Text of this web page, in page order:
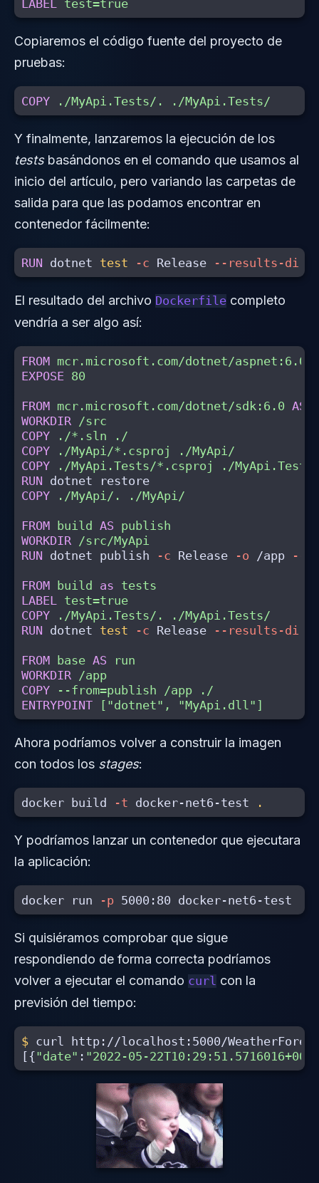
LABEL test=true
Copiaremos el código fuente del proyecto de
pruebas:
COPY ./MyApi.Tests/. ./MyApi.Tests/
Y finalmente, lanzaremos la ejecución de los
testsbasándonos en el comando que usamos al
inicio del artículo, pero variando las carpetas de
salida para que las podamos encontrar en
contenedor fácilmente:
RUN dotnet test -c Release --results-
El resultado del archivo Dockerfile completo
vendría a ser algo así:
FROM mcr.microsoft.com/dotnet/aspnet:6.0
EXPOSE 80
FROM mcr.microsoft.com/dotnet/sdk:6.0 AS
WORKDIR /src
COPY ./*.sln ./
COPY ./MyApi/*.csproj ./MyApi/
COPY ./MyApi.Tests/*.csproj ./
RUN
COPY ./MyApi/. ./MyApi/
FROM build AS
publish
WORKDIR /src/MyApi
RUN dotnet publish -c Release -o /app --
FROM build as
tests
LABEL test=true
COPY ./MyApi.Tests/. ./MyApi.Tests/
RUN dotnet test -c Release --results-
FROM base AS
run
WORKDIR /app
COPY --from=publish /app ./
ENTRYPOINT ["dotnet", "MyApi.dll"]
Ahora podríamos volver a construir la imagen
con todos los stages:
docker build -t docker-net6-test .
Y podríamos lanzar un contenedor que ejecutara
la aplicación:
docker run -p
Si quisiéramos comprobar que sigue
respondiendo de forma correcta podríamos
volver a ejecutar el comando curl con la
previsión del tiempo:
$
[{ "date" : "2022-05-